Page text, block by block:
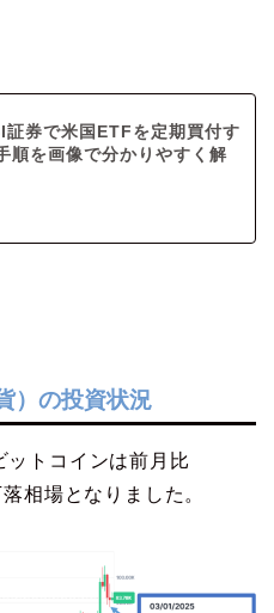
証券で米国ETFを定期買付す
順を画像で分かりやすく解
）の投資状況
ットコインは前月比
相場となりました。